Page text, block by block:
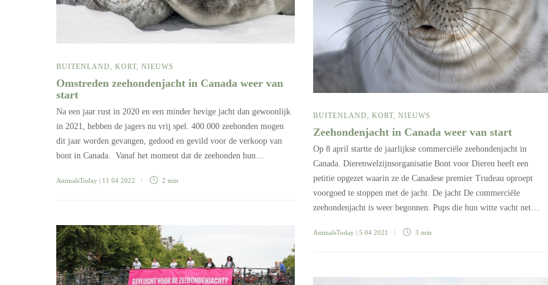
BUITENLAND, KORT, NIEUWS
Omstreden zeehondenjacht in Canada weer van
start
Na een jaar rust in 2020 en een minder hevige jacht dan gewoonlijk
in 2021, hebben de jagers nu vrij spel. 400.000 zeehonden mogen
dit jaar worden gevangen, gedood en gevild voor de verkoop van
bont in Canada. Vanaf het moment dat de zeehonden hun…
AnimalsToday | 11 04 2022 2 min
BUITENLAND, KORT, NIEUWS
Zeehondenjacht in Canada weer van start
Op 8 april startte de jaarlijkse commerciële zeehondenjacht in
Canada. Dierenwelzijnsorganisatie Bont voor Dieren heeft een
petitie opgezet waarin ze de Canadese premier Trudeau oproept
voorgoed te stoppen met de jacht. De jacht De commerciële
zeehondenjacht is weer begonnen. Pups die hun witte vacht net…
AnimalsToday | 5 04 2021 3 min